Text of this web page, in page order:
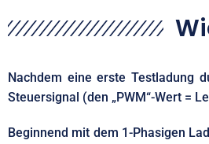
Nachdem eine erste Testladung
Steuersignal (den „PWM“-Wert =
Beginnend mit dem 1-Phasigen